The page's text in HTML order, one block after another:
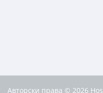
Авторски права © 2026